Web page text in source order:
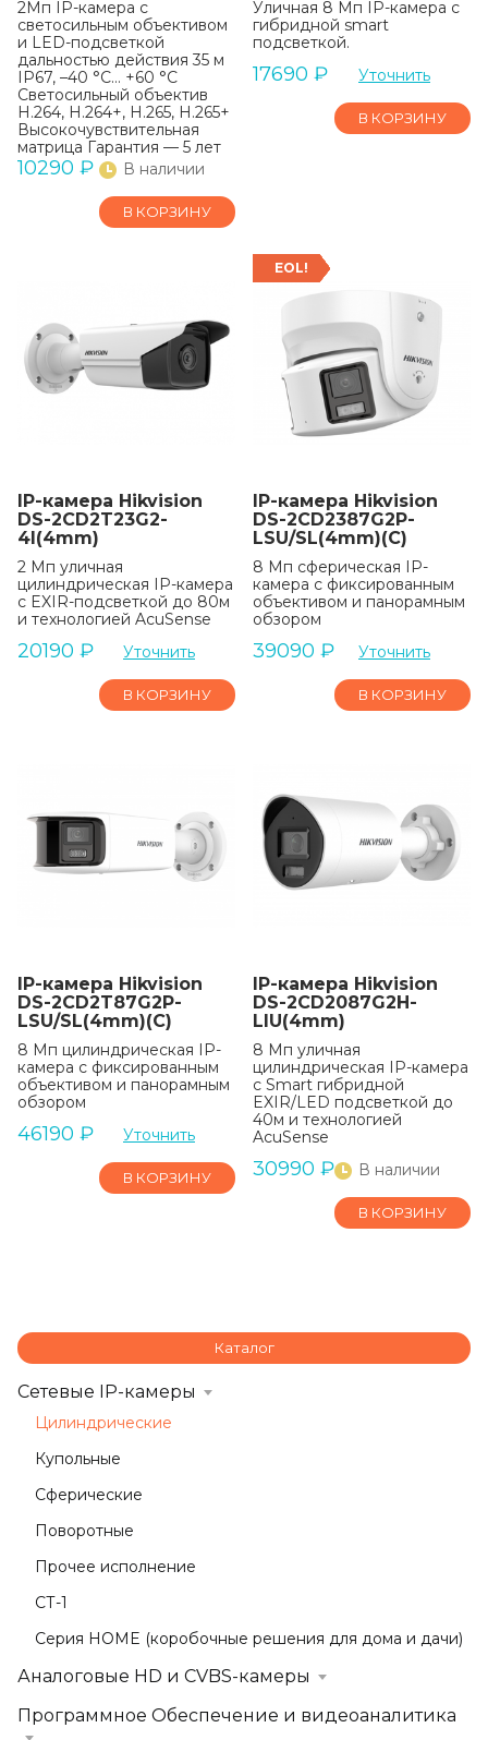
2Мп IP-камера с
светосильным объективом
и LED-подсветкой
дальностью действия 35 м
IP67, –40 °C… +60 °C
Светосильный объектив
H.264, H.264+, H.265, H.265+
Высокочувствительная
матрица Гарантия — 5 лет
10290 ₽ В наличии
В КОРЗИНУ
Уличная 8 Мп IP-камера с
гибридной smart
подсветкой.
17690 ₽ Уточнить
В КОРЗИНУ
IP-камера Hikvision
DS-2CD2T23G2-
4I(4mm)
2 Мп уличная
цилиндрическая IP-камера
с EXIR-подсветкой до 80м
и технологией AcuSense
20190 ₽ Уточнить
В КОРЗИНУ
EOL!
IP-камера Hikvision
DS-2CD2387G2P-
LSU/SL(4mm)(C)
8 Мп сферическая IP-
камера с фиксированным
объективом и панорамным
обзором
39090 ₽ Уточнить
В КОРЗИНУ
IP-камера Hikvision
DS-2CD2T87G2P-
LSU/SL(4mm)(C)
8 Мп цилиндрическая IP-
камера с фиксированным
объективом и панорамным
обзором
46190 ₽ Уточнить
В КОРЗИНУ
IP-камера Hikvision
DS-2CD2087G2H-
LIU(4mm)
8 Мп уличная
цилиндрическая IP-камера
с Smart гибридной
EXIR/LED подсветкой до
40м и технологией
AcuSense
30990 ₽ В наличии
В КОРЗИНУ
Каталог
Сетевые IP-камеры
Цилиндрические
Купольные
Сферические
Поворотные
Прочее исполнение
СТ-1
Серия HOME (коробочные решения для дома и дачи)
Аналоговые HD и CVBS-камеры
Программное Обеспечение и видеоаналитика